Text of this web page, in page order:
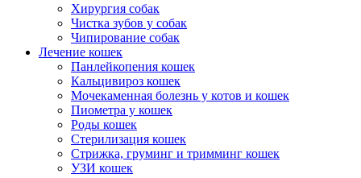
Хирургия собак
Чистка зубов у собак
Чипирование собак
Лечение кошек
Панлейкопения кошек
Кальцивироз кошек
Мочекаменная болезнь у котов и кошек
Пиометра у кошек
Роды кошек
Стерилизация кошек
Стрижка, груминг и тримминг кошек
УЗИ кошек